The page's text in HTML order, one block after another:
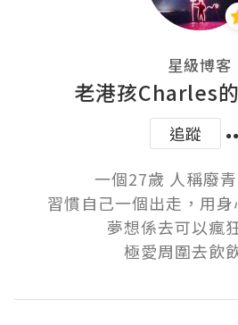
星級博客
老港孩Charles
追蹤
一個27歲 人稱廢
習慣自己一個出走，用
夢想係去可以瘋
極愛周圍去飲